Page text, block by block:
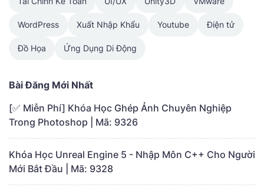
WordPress Xuất Nhập Khẩu Youtube Điện tử
Đồ Họa Ứng Dụng Di Động
Bài Đăng Mới Nhất
[✅ Miễn Phí] Khóa Học Ghép Ảnh Chuyên Nghiệp
Trong Photoshop | Mã: 9326
Khóa Học Unreal Engine 5 - Nhập Môn C++ Cho Người
Mới Bắt Đầu | Mã: 9328